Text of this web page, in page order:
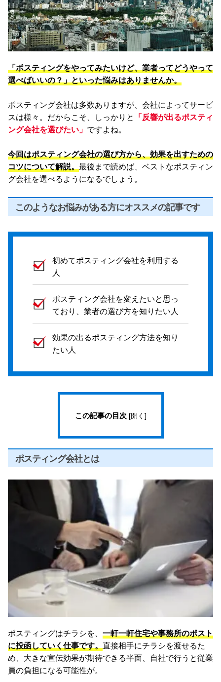
「ポスティングをやってみたいけど、業者ってどうやって
選べばいいの？」といった悩みはありませんか。
ポスティング会社は多数ありますが、会社によってサービ
スは様々。だからこそ、しっかりと 「反響が出るポスティ
ング会社を選びたい」 ですよね。
今回はポスティング会社の選び方から、効果を出すための
コツについて解説。最後まで読めば、ベストなポスティン
グ会社を選べるようになるでしょう。
このようなお悩みがある方にオススメの記事です
初めてポスティング会社を利用する
人
ポスティング会社を変えたいと思っ
ており、業者の選び方を知りたい人
効果の出るポスティング方法を知り
たい人
この記事の目次 [開く ]
ポスティング会社とは
ポスティングはチラシを、 一軒一軒住宅や事務所のポスト
に投函していく仕事です。直接相手にチラシを渡せるた
め、大きな宣伝効果が期待できる半面、自社で行うと従業
員の負担になる可能性が。